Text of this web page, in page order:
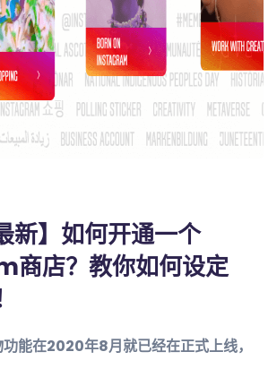
新】如何开通一个
店？教你如何设定
在2020年8月就已经在正式上线，